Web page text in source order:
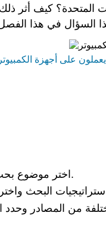
المتحدة؟ كيف أثر
على أجهزة
اختر موضوع بحث وقم بتطوير سؤال بحث قوي.